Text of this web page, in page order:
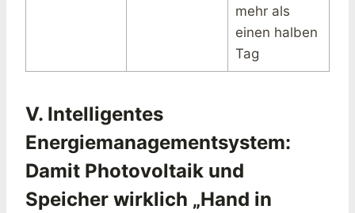
mehr als
einen halben
Tag
V. Intelligentes
Energiemanagementsystem:
Damit Photovoltaik und
Speicher wirklich „Hand in